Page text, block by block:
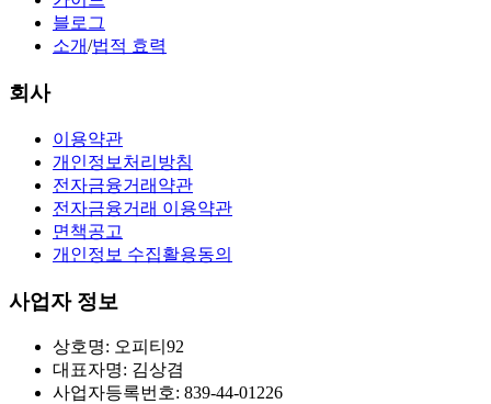
블로그
소개/법적 효력
회사
이용약관
개인정보처리방침
전자금융거래약관
전자금융거래 이용약관
면책공고
개인정보 수집활용동의
사업자 정보
상호명: 오피티92
대표자명: 김상겸
사업자등록번호: 839-44-01226